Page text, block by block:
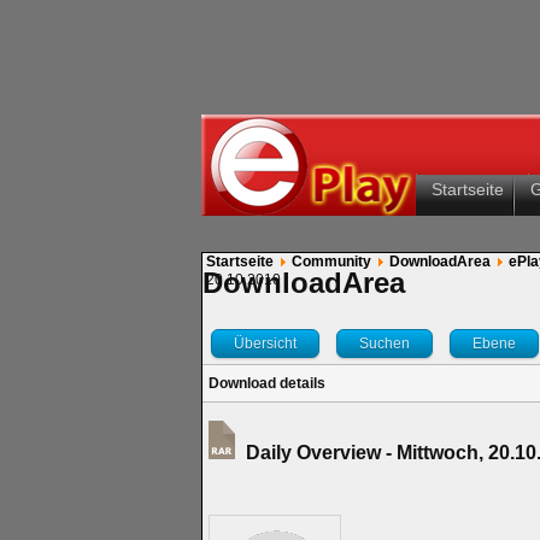
Startseite
Startseite Community DownloadArea
20.10.2010
DownloadArea
Übersicht Suchen Ebene
Download details
Daily Overview - Mittwoch,